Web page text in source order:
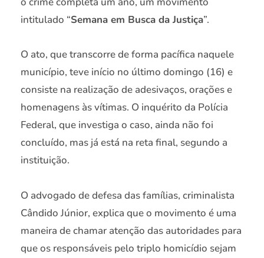
intitulado “Semana em Busca da Justiça”.
O ato, que transcorre de forma pacífica naquele
município, teve início no último domingo (16) e
consiste na realização de adesivaços, orações e
homenagens às vítimas. O inquérito da Polícia
Federal, que investiga o caso, ainda não foi
concluído, mas já está na reta final, segundo a
instituição.
O advogado de defesa das famílias, criminalista
Cândido Júnior, explica que o movimento é uma
maneira de chamar atenção das autoridades para
que os responsáveis pelo triplo homicídio sejam